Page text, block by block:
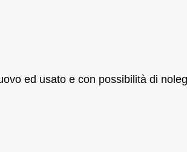
ed usato e con possibilità di